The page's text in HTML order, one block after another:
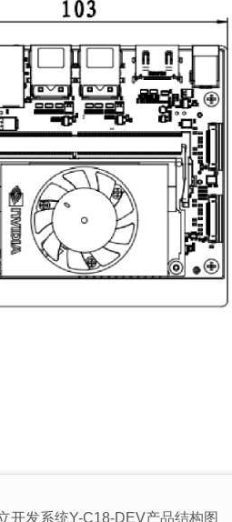
开发系统Y-C18-DEV产品结构图